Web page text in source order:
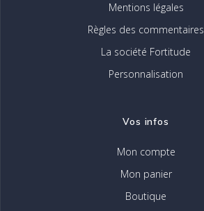
Mentions légales
Règles des commentaires
La société Fortitude
Personnalisation
Vos infos
Mon compte
Mon panier
Boutique